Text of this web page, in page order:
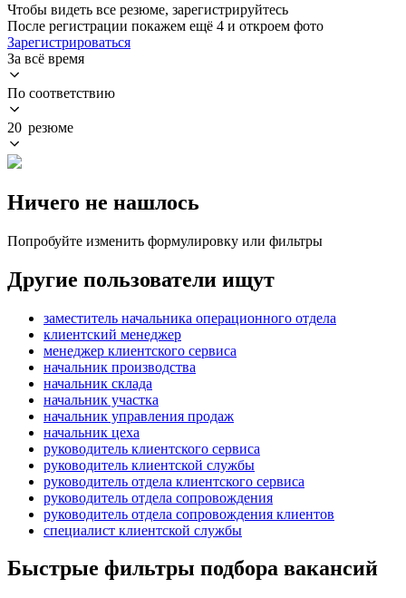
Чтобы видеть все резюме, зарегистрируйтесь
После регистрации покажем ещё 4 и откроем фото
Зарегистрироваться
За всё время
По соответствию
20 резюме
Ничего не нашлось
Попробуйте изменить формулировку или фильтры
Другие пользователи ищут
заместитель начальника операционного отдела
клиентский менеджер
менеджер клиентского сервиса
начальник производства
начальник склада
начальник участка
начальник управления продаж
начальник цеха
руководитель клиентского сервиса
руководитель клиентской службы
руководитель отдела клиентского сервиса
руководитель отдела сопровождения
руководитель отдела сопровождения клиентов
специалист клиентской службы
Быстрые фильтры подбора вакансий